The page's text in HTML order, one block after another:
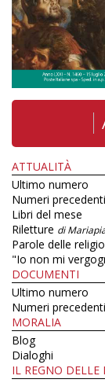
ATTUALITÀ
Ultimo numero
Numeri precedenti
Libri del mese
Riletture di
Parole delle
"Io non mi
DOCUMENTI
Ultimo numero
Numeri precedenti
MORALIA
Blog
Dialoghi
IL REGNO DELLE